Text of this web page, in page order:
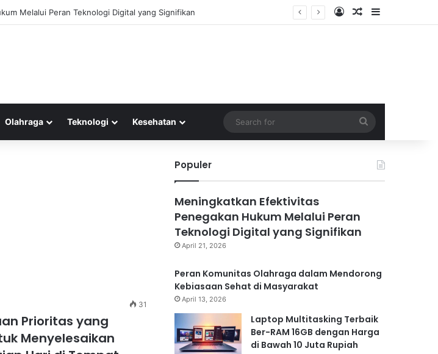
Melalui Peran Teknologi Digital yang Signifikan Log InRandom Article
Sidebar
Olahraga Teknologi Kesehatan
for
31
Prioritas yang
Menyelesaikan
Populer
Meningkatkan Efektivitas
Penegakan Hukum Melalui Peran
Teknologi Digital yang Signifikan
April 21, 2026
Peran Komunitas Olahraga dalam Mendorong
Kebiasaan Sehat di Masyarakat
April 13, 2026
Laptop Multitasking Terbaik
Ber-RAM 16GB dengan Harga
di Bawah 10 Juta Rupiah